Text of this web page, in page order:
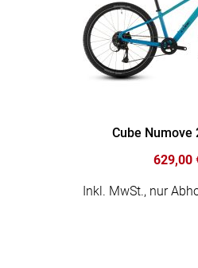
Cube Numove
629,00
Inkl. MwSt., nur